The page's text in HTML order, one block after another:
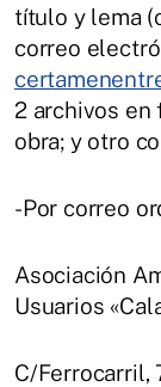
título y lema
correo
2 archivos en
obra; y otro
-Por correo
Asociación
Usuarios
C/Ferrocarril,